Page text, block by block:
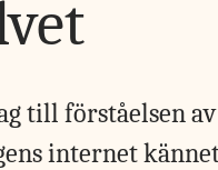
till förståelsen
internet